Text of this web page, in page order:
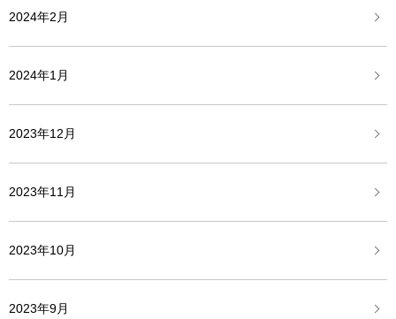
2024年2月
2024年1月
2023年12月
2023年11月
2023年10月
2023年9月